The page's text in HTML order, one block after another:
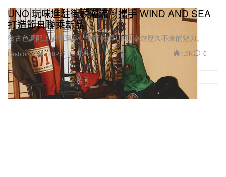
Fashion 時裝
UNO 玩味進駐街頭潮流，攜手 WIND AND SEA
打造節日聯乘新品
復古色調配上搞鬼圖案，重新演繹 UNO 桌遊歷久不衰的魅力。
2025年12月24日 1.9K 0